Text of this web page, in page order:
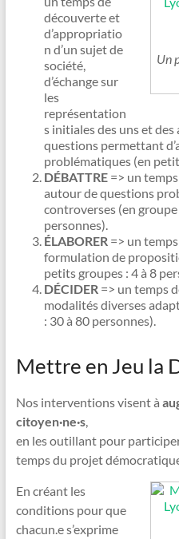
Un
découverte et
d’appropriatio
n d’un sujet de
société,
d’échange sur
les
représentation
s initiales des uns et des
questions permettant
problématiques (en
DÉBATTRE=> un
autour de questions
controverses (en
personnes).
ÉLABORER => un
formulation de
petits groupes : 4 à 8
DÉCIDER => un temps
modalités diverses
: 30 à 80 personnes).
Mettre en Jeu la
Nos interventions visent à
citoyen·ne·s,
en les outillant pour
temps du projet
En créant les
conditions pour que
chacun.e s’exprime